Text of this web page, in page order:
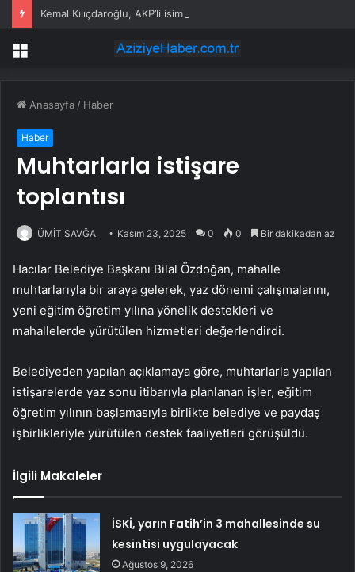
Kemal Kılıçdaroğlu, AKP’li isimle birlikte nikah şahitliği yaptı
Menü
Anasayfa / Haber
Haber
Muhtarlarla istişare
toplantısı
ÜMİT SAVĞA Kasım 23, 2025 0 0 Bir dakikadan az
Hacılar Belediye Başkanı Bilal Özdoğan, mahalle
muhtarlarıyla bir araya gelerek, yaz dönemi çalışmalarını,
yeni eğitim öğretim yılına yönelik destekleri ve
mahallelerde yürütülen hizmetleri değerlendirdi.
Belediyeden yapılan açıklamaya göre, muhtarlarla yapılan
istişarelerde yaz sonu itibarıyla planlanan işler, eğitim
öğretim yılının başlamasıyla birlikte belediye ve paydaş
işbirlikleriyle yürütülen destek faaliyetleri görüşüldü.
İlgili Makaleler
İSKİ, yarın Fatih’in 3 mahallesinde su
kesintisi uygulayacak
Ağustos 9, 2026